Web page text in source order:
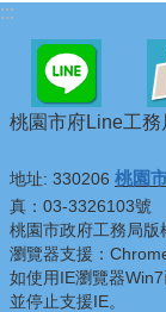
:::
桃園市府Line工務
地址: 330206 桃園
真：03-3326103號
桃園市政府工務局
瀏覽器支援：
如使用IE瀏覽器
並停止支援IE。